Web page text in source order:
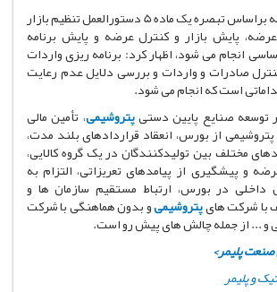
طهماسبی با بیان اینکه براساس تبصره یک ماده 5 دستورالعمل تنظیم بازار
پایش بازار و کنترل عرضه و پایش برنامه
انجام می شود، اظهار کرد: برنامه ریزی واردات
صادرات و واردات و بررسی دلایل عدم رعایت
است که انجام می شود.
توسعه صنایع پایین دستیپتروشیمی، تأمین مالی
از بورس، انعقاد قراردادهای بلند مدت،
مختلف بین تولیدکنندگان در یک گروه کالایی،
و پیشگیری از پیامدهای تعریزاتی، التزام به
در بورس، ارتباط مستقیم سازمان ها و
با شرکت هایپتروشیمیو بدون هماهنگی با شرکت
و ... از جمله چالش های پیش رو است.
پلیمر>
و پلیمر